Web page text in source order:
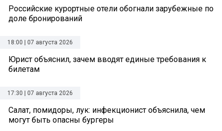
Российские курортные отели обогнали зарубежные по
доле бронирований
18:00 | 07 августа 2026
Юрист объяснил, зачем вводят единые требования к
билетам
17:30 | 07 августа 2026
Салат, помидоры, лук: инфекционист объяснила, чем
могут быть опасны бургеры